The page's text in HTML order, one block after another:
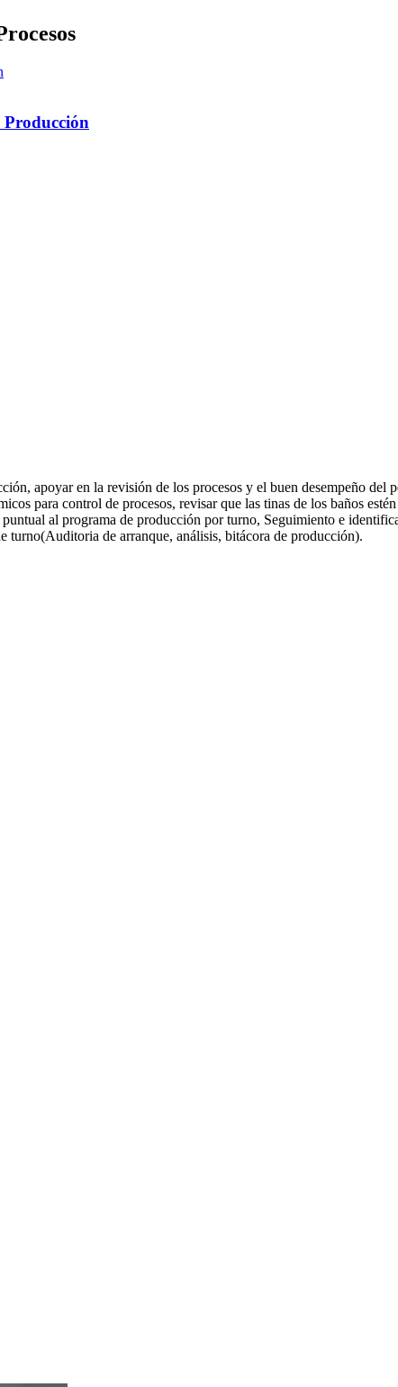
Producción
apoyar en la revisión de los procesos y el buen desempeño del
para control de procesos, revisar que las tinas de los baños
al programa de producción por turno, Seguimiento e
turno(Auditoria de arranque, análisis, bitácora de producción).